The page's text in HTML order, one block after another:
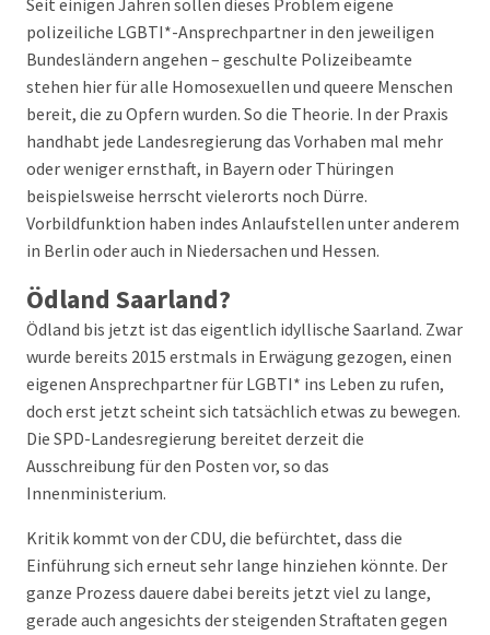
Seit einigen Jahren sollen dieses Problem eigene
polizeiliche LGBTI*-Ansprechpartner in den jeweiligen
Bundesländern angehen – geschulte Polizeibeamte
stehen hier für alle Homosexuellen und queere Menschen
bereit, die zu Opfern wurden. So die Theorie. In der Praxis
handhabt jede Landesregierung das Vorhaben mal mehr
oder weniger ernsthaft, in Bayern oder Thüringen
beispielsweise herrscht vielerorts noch Dürre.
Vorbildfunktion haben indes Anlaufstellen unter anderem
in Berlin oder auch in Niedersachen und Hessen.
Ödland Saarland?
Ödland bis jetzt ist das eigentlich idyllische Saarland. Zwar
wurde bereits 2015 erstmals in Erwägung gezogen, einen
eigenen Ansprechpartner für LGBTI* ins Leben zu rufen,
doch erst jetzt scheint sich tatsächlich etwas zu bewegen.
Die SPD-Landesregierung bereitet derzeit die
Ausschreibung für den Posten vor, so das
Innenministerium.
Kritik kommt von der CDU, die befürchtet, dass die
Einführung sich erneut sehr lange hinziehen könnte. Der
ganze Prozess dauere dabei bereits jetzt viel zu lange,
gerade auch angesichts der steigenden Straftaten gegen